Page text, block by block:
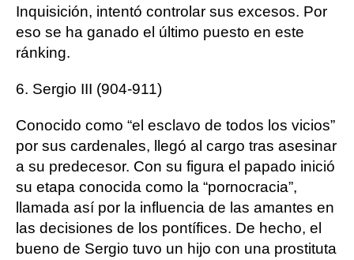
Inquisición, intentó controlar sus excesos. Por
eso se ha ganado el último puesto en este
ránking.
6. Sergio III (904-911)
Conocido como “el esclavo de todos los vicios”
por sus cardenales, llegó al cargo tras asesinar
a su predecesor. Con su figura el papado inició
su etapa conocida como la “pornocracia”,
llamada así por la influencia de las amantes en
las decisiones de los pontífices. De hecho, el
bueno de Sergio tuvo un hijo con una prostituta